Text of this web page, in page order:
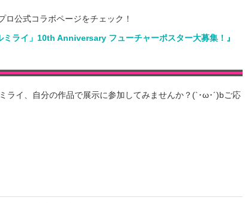
ロ公式コラボページをチェック！
ミライ」10th Anniversary フューチャーポスター大募集！』
ライ、自分の作品で展示に参加してみませんか？(`･ω･´)bご応